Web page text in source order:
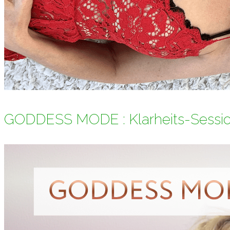
GODDESS MODE : Klarheits-